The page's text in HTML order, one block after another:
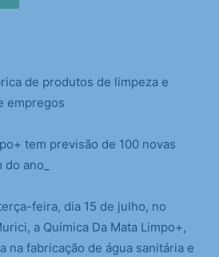
de produtos de limpeza e
empregos
tem previsão de 100 novas
ano_
feira, dia 15 de julho, no
a Química Da Mata Limpo+,
na fabricação de água sanitária e